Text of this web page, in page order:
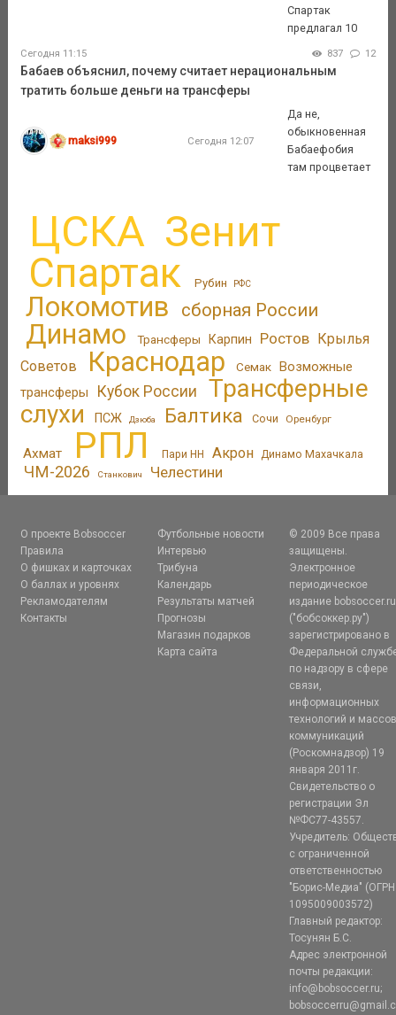
Спартак
предлагал 10
Сегодня 11:15 837 12
Бабаев объяснил, почему считает нерациональным
тратить больше деньги на трансферы
maksi999 Сегодня 12:07
Да не,
обыкновенная
Бабаефобия
там процветает
ЦСКА Зенит
Спартак Рубин РФС
Локомотив сборная России
Динамо Трансферы Карпин Ростов Крылья
Советов
Краснодар Семак Возможные
трансферы
Кубок России
Трансферные
слухи
ПСЖ Дзюба Балтика Сочи Оренбург
Ахмат РПЛ Пари НН Акрон Динамо Махачкала
ЧМ-2026 Станкович Челестини
О проекте Bobsoccer
Правила
О фишках и карточках
О баллах и уровнях
Рекламодателям
Контакты
Футбольные новости
Интервью
Трибуна
Календарь
Результаты матчей
Прогнозы
Магазин подарков
Карта сайта
© 2009 Все права
защищены.
Электронное
периодическое
издание bobsoccer.ru
("бобсоккер.ру")
зарегистрировано в
Федеральной
по надзору в сфере
связи,
информационных
технологий и
коммуникаций
(Роскомнадзор) 19
января 2011г.
Свидетельство о
регистрации Эл
№ФС77-43557.
Учредитель:
с ограниченной
ответственностью
"Борис-Медиа" (ОГРН
1095009003572)
Главный редактор:
Тосунян Б.С.
Адрес электронной
почты редакции:
info@bobsoccer.ru;